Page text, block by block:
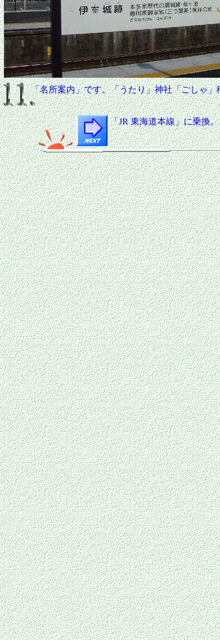
「名所案内」です。「うたり」神社「ごしゃ」
「JR 東海道本線」に乗換。